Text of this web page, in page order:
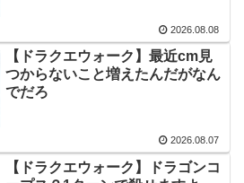
2026.08.08
【ドラクエウォーク】最近cm見
つからないこと増えたんだがなん
でだろ
2026.08.07
【ドラクエウォーク】ドラゴンコ